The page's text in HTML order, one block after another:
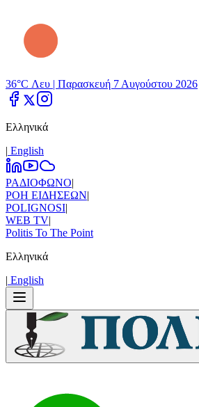
36°C Λευ | Παρασκευή 7 Αυγούστου 2026
Ελληνικά
| Εnglish
ΡΑΔΙΟΦΩΝΟ|
ΡΟΗ ΕΙΔΗΣΕΩΝ|
POLIGNOSI|
WEB TV|
Politis To The Point
Ελληνικά
| Εnglish